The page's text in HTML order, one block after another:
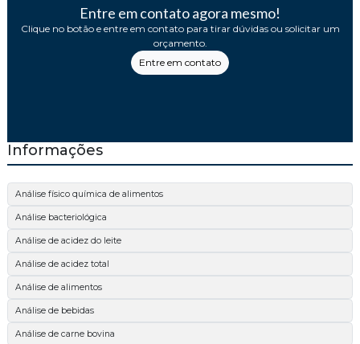
Entre em contato agora mesmo!
Clique no botão e entre em contato para tirar dúvidas ou solicitar um
orçamento.
Entre em contato
Informações
Análise físico química de alimentos
Análise bacteriológica
Análise de acidez do leite
Análise de acidez total
Análise de alimentos
Análise de bebidas
Análise de carne bovina